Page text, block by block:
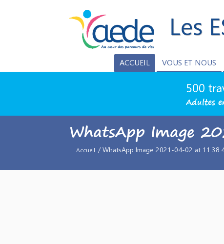
Les
ACCUEIL VOUS ET NOUS
500
Adultes
WhatsApp Image
Accueil / WhatsApp Image 2021-04-02 at